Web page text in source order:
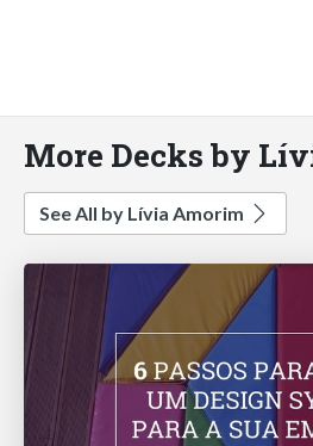
More Decks by
See All by Lívia Amorim